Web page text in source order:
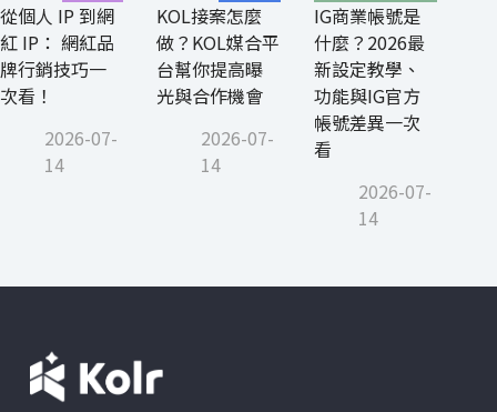
從個人 IP 到網
紅 IP： 網紅品
牌行銷技巧一
次看！
2026-07-
14
KOL接案怎麼
做？KOL媒合平
台幫你提高曝
光與合作機會
2026-07-
14
IG商業帳號是
什麼？2026最
新設定教學、
功能與IG官方
帳號差異一次
看
2026-07-
14